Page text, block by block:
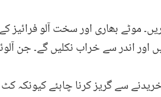
موٹے بھاری اور سخت آلو
اور اندر سے خراب نکلیں گے۔ جن
سے گریز کرنا چاہئے